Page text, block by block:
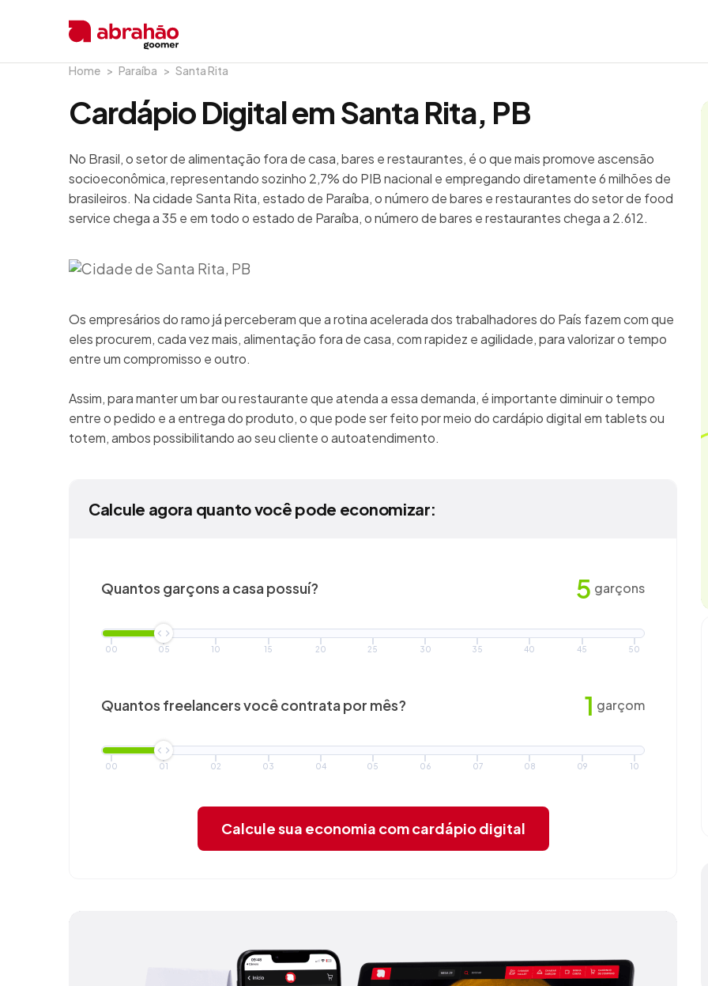
Home Paraíba Santa Rita
Cardápio Digital em Santa Rita, PB
No Brasil, o setor de alimentação fora de casa, bares e restaurantes, é o que mais promove ascensão
socioeconômica, representando sozinho 2,7% do PIB nacional e empregando diretamente 6 milhões de
brasileiros. Na cidade Santa Rita, estado de Paraíba, o número de bares e restaurantes do setor de food
service chega a 35 e em todo o estado de Paraíba, o número de bares e restaurantes chega a 2.612.
Os empresários do ramo já perceberam que a rotina acelerada dos trabalhadores do País fazem com que
eles procurem, cada vez mais, alimentação fora de casa, com rapidez e agilidade, para valorizar o tempo
entre um compromisso e outro.
Assim, para manter um bar ou restaurante que atenda a essa demanda, é importante diminuir o tempo
entre o pedido e a entrega do produto, o que pode ser feito por meio do cardápio digital em tablets ou
totem, ambos possibilitando ao seu cliente o autoatendimento.
Calcule agora quanto você pode economizar:
Quantos garçons a casa possuí? 5 garçons
00 05 10 15 20 25 30 35 40 45 50
Quantos freelancers vocêcontrata por mês? 1 garçom
00 01 02 03 04 05 06 07 08 09 10
Calcule sua economia com cardápio digital